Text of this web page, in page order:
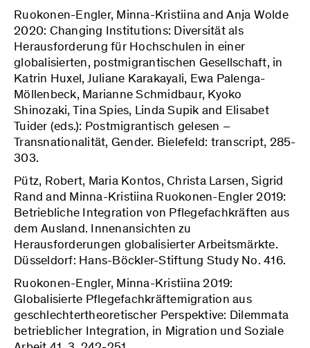
Ruokonen-Engler, Minna-Kristiina and Anja Wolde
2020: Changing Institutions: Diversität als
Herausforderung für Hochschulen in einer
globalisierten, postmigrantischen Gesellschaft, in
Katrin Huxel, Juliane Karakayali, Ewa Palenga-
Möllenbeck, Marianne Schmidbaur, Kyoko
Shinozaki, Tina Spies, Linda Supik and Elisabet
Tuider (eds.): Postmigrantisch gelesen –
Transnationalität, Gender. Bielefeld: transcript, 285-
303.
Pütz, Robert, Maria Kontos, Christa Larsen, Sigrid
Rand and Minna-Kristiina Ruokonen-Engler 2019:
Betriebliche Integration von Pflegefachkräften aus
dem Ausland. Innenansichten zu
Herausforderungen globalisierter Arbeitsmärkte.
Düsseldorf: Hans-Böckler-Stiftung Study No. 416.
Ruokonen-Engler, Minna-Kristiina 2019:
Globalisierte Pflegefachkräftemigration aus
geschlechtertheoretischer Perspektive: Dilemmata
betrieblicher Integration, in Migration und Soziale